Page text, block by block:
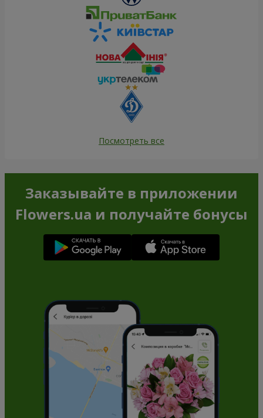
Посмотреть все
Заказывайте в приложении
Flowers.ua и получайте бонусы